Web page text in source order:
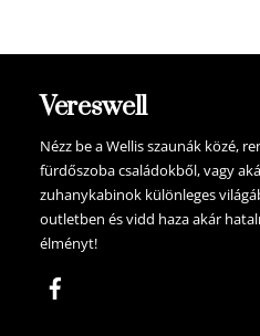
Vereswell
Nézz be a Wellis szaunák közé,
fürdőszoba családokből, vagy
zuhanykabinok különleges
outletben és vidd haza akár
élményt!